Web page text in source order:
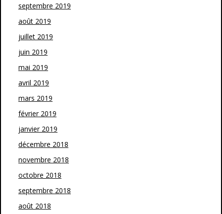
septembre 2019
août 2019
juillet 2019
juin 2019
mai 2019
avril 2019
mars 2019
février 2019
janvier 2019
décembre 2018
novembre 2018
octobre 2018
septembre 2018
août 2018